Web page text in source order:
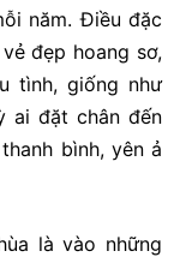
năm. Điều đặc
đẹp hoang sơ,
tình, giống như
ai đặt chân đến
bình, yên ả
là vào những